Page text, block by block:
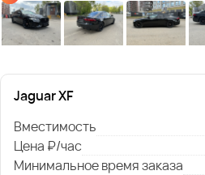
Jaguar XF
Вместимость
Цена ₽/час
Минимальное время заказа